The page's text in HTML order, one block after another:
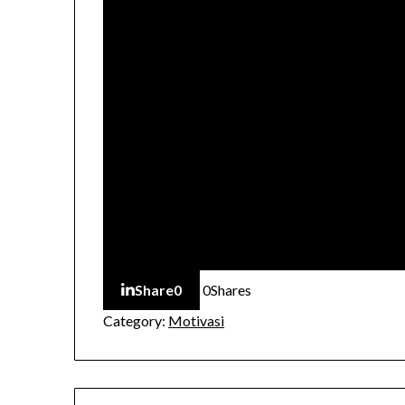
Share0 0Shares
Category: Motivasi